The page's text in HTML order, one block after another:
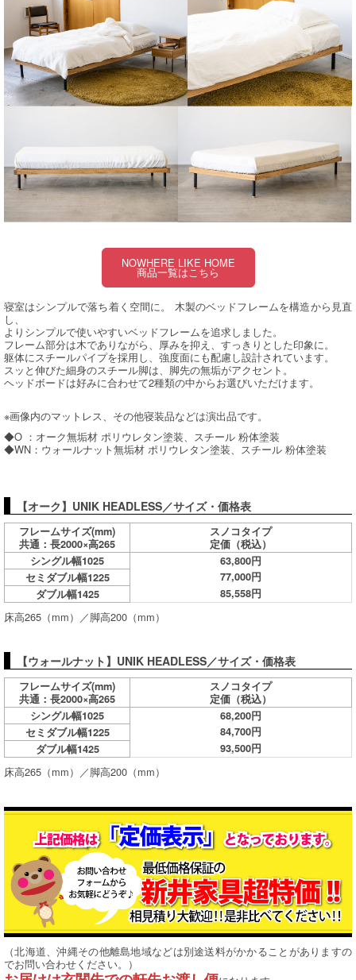
NOWHERE LIKE HOME
商品一覧はこちら
寝室はシンプルで落ち着く空間に。 木製のベッドフレームを構造から見直
し、
よりシンプルで使いやすいベッドフレームを追求しました。
フレーム部分は木でありながら、厚みを抑え、すっきりとした印象に。
躯体にスチールパイプを採用し、強度面にも配慮し設計されています。
スッと伸びた細身のスチール脚は、脚先の無垢がアクセント。
ヘッドボードは好みに合わせて2種類の中からお選びいただけます。
※画像内のマットレス、その他寝装品などは演出品です。
◆O ：オーク無垢材 ポリウレタン塗装、スチール 粉体塗装
◆WN：ウォールナット無垢材 ポリウレタン塗装、スチール 粉体塗装
【オーク】UNIK HEADLESS／サイズ・価格表
フレームサイズ(mm)
共通：長2000×高265
スノコタイプ
定価（税込）
シングル幅1025
63,800円
セミダブル幅1225
77,000円
ダブル幅1425
85,558円
床高265（mm）／脚高200（mm）
【ウォールナット】UNIK HEADLESS／サイズ・価格表
フレームサイズ(mm)
共通：長2000×高265
スノコタイプ
定価（税込）
シングル幅1025
68,200円
セミダブル幅1225
84,700円
ダブル幅1425
93,500円
床高265（mm）／脚高200（mm）
（北海道、沖縄その他離島地域などは別途送料がかかることがありますの
でお問い合わせください。）